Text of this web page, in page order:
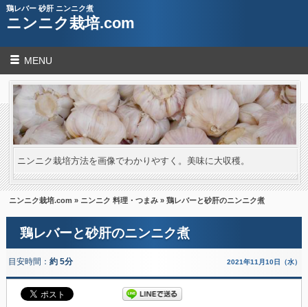
鶏レバー 砂肝 ニンニク煮
ニンニク栽培.com
MENU
ニンニク栽培方法を画像でわかりやすく。美味に大収穫。
ニンニク栽培.com » ニンニク 料理・つまみ » 鶏レバーと砂肝のニンニク煮
鶏レバーと砂肝のニンニク煮
目安時間： 約 5分 2021年11月10日（水）